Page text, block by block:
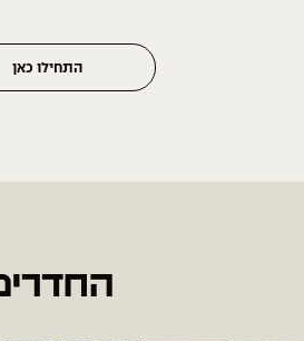
התחילו כאן